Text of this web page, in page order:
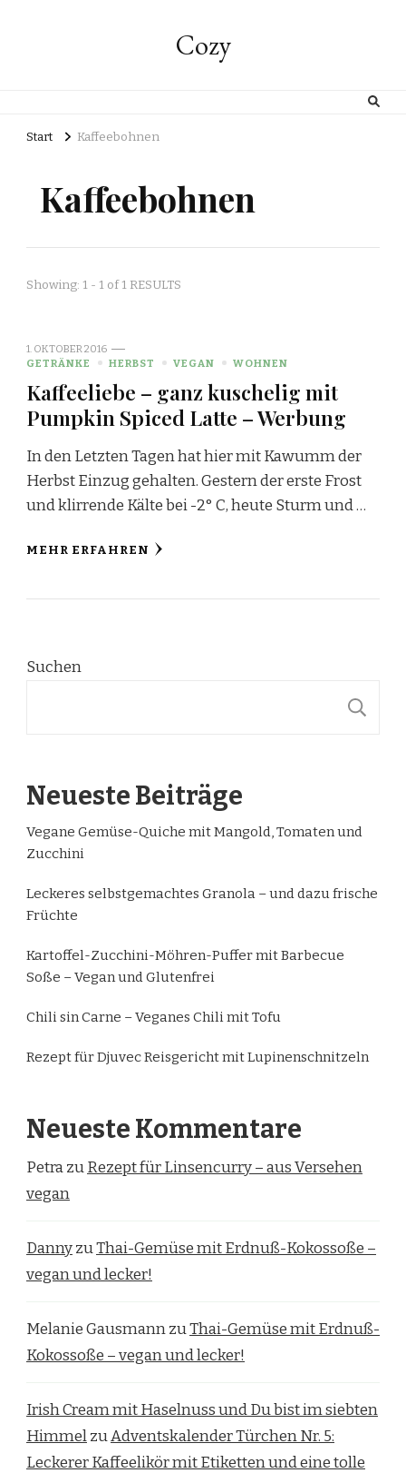
Cozy
Start Kaffeebohnen
Kaffeebohnen
Showing: 1 - 1 of 1 RESULTS
1. OKTOBER 2016
GETRÄNKE
HERBST VEGAN WOHNEN
Kaffeeliebe – ganz kuschelig mit
Pumpkin Spiced Latte – Werbung
In den Letzten Tagen hat hier mit Kawumm der
Herbst Einzug gehalten. Gestern der erste Frost
und klirrende Kälte bei -2° C, heute Sturm und …
MEHR ERFAHREN
Suchen
Neueste Beiträge
Vegane Gemüse-Quiche mit Mangold, Tomaten und
Zucchini
Leckeres selbstgemachtes Granola – und dazu frische
Früchte
Kartoffel-Zucchini-Möhren-Puffer mit Barbecue
Soße – Vegan und Glutenfrei
Chili sin Carne – Veganes Chili mit Tofu
Rezept für Djuvec Reisgericht mit Lupinenschnitzeln
Neueste Kommentare
PetrazuRezept für Linsencurry – aus Versehen
vegan
DannyzuThai-Gemüse mit Erdnuß-Kokossoße –
vegan und lecker!
Melanie GausmannzuThai-Gemüse mit Erdnuß-
Kokossoße – vegan und lecker!
Irish Cream mit Haselnuss und Du bist im siebten
HimmelzuAdventskalender Türchen Nr. 5:
Leckerer Kaffeelikör mit Etiketten und eine tolle